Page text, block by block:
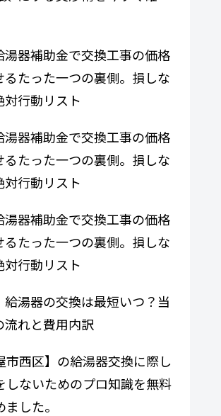
湯器補助金で交換工事の価格
るたった一つの裏側。損しな
対行動リスト
湯器補助金で交換工事の価格
るたった一つの裏側。損しな
対行動リスト
湯器補助金で交換工事の価格
るたった一つの裏側。損しな
対行動リスト
給湯器の交換は最短いつ？当
流れと費用内訳
市西区】の給湯器交換に際し
しないためのプロ知識を無料
した。